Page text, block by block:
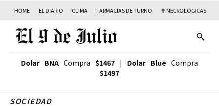
HOME EL DIARIO CLIMA FARMACIAS DE TURNO ✟ NECROLÓGICAS
Dolar BNA Compra $1467 | Dolar Blue Compra
$1497
SOCIEDAD